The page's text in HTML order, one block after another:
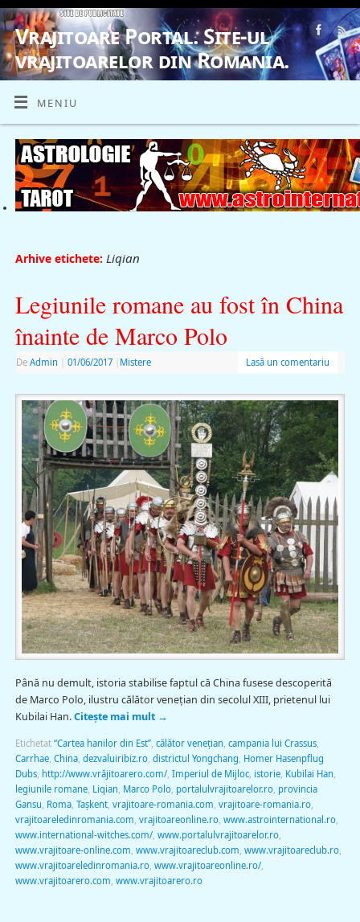
Vrajitoare Portal. Site-ul
vrajitoarelor din Romania.
VRAJITOARE, VRAJITOARELE, VRAJITOARE
MENIU
Arhive etichete: Liqian
Legiunile romane au fost în China
înainte de Marco Polo
De Admin 01/06/2017 Mistere Lasă un comentariu
Până nu demult, istoria stabilise faptul că China fusese descoperită
de Marco Polo, ilustru călător veneţian din secolul XIII, prietenul lui
Kubilai Han.Citește mai mult →
Etichetat “Cartea hanilor din Est”, călător veneţian campania lui Crassus,
Carrhae, China, dezvaluiribiz.ro, districtul Yongchang Homer Hasenpflug
Dubs, http://www.vrăjitoarero.com/, Imperiul de Mijloc, istorie, Kubilai Han
legiunile romane, Liqian Marco Polo, portalulvrajitoarelor.ro, provincia
Gansu Roma, Taşkent, vrajitoare-romania.com vrajitoare-romania.ro,
vrajitoareledinromania.com vrajitoareonline.ro, www.astrointernational.ro,
www.international-witches.com/, www.portalulvrajitoarelor.ro,
www.vrajitoare-online.com www.vrajitoareclub.com www.vrajitoareclub.ro,
www.vrajitoareledinromania.ro, www.vrajitoareonline.ro/,
www.vrajitoarero.com www.vrajitoarero.ro